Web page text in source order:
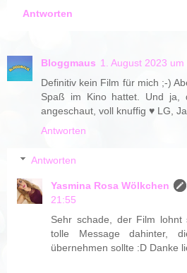
Antworten
Bloggmaus 1. August 2023 um
Definitiv kein Film für mich ;-)
Spaß im Kino hattet. Und ja,
angeschaut, voll knuffig ♥ LG,
Antworten
Antworten
Yasmina Rosa Wölkchen
21:55
Sehr schade, der Film
tolle Message dahinter,
übernehmen sollte :D Danke